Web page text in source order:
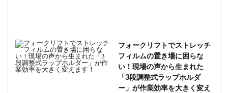
フォークリフトでストレッチ
フィルムの置き場に困らな
い！現場の声から生まれた
「3段調整式ラップホルダ
ー」が作業効率を大きく変え